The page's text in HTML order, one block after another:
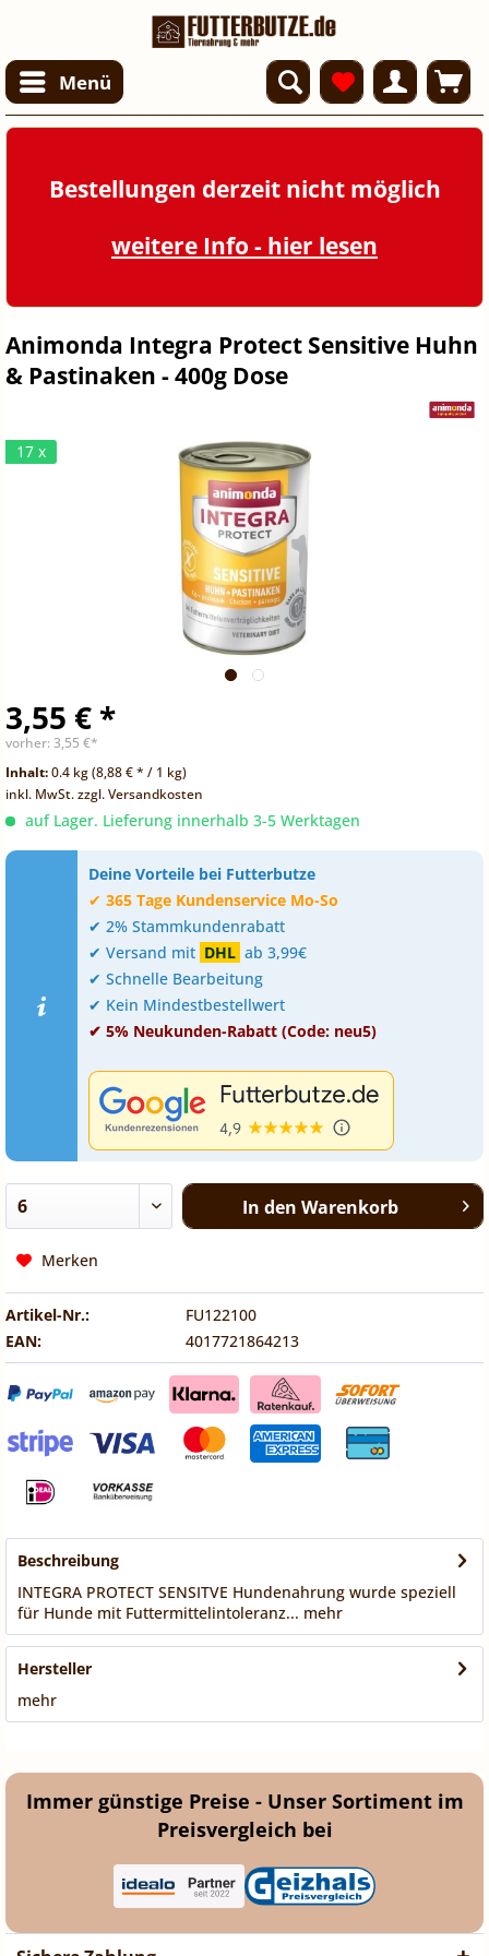
Menü
Bestellungen derzeit nicht möglich
weitere Info - hier lesen
Animonda Integra Protect Sensitive Huhn
& Pastinaken - 400g Dose
17 x
3,55 € *
vorher: 3,55 €*
Inhalt:0.4 kg (8,88 € * / 1 kg)
inkl. MwSt.zzgl. Versandkosten
auf Lager. Lieferung innerhalb 3-5 Werktagen
Deine Vorteile bei Futterbutze
✔ 365 Tage Kundenservice Mo-So
✔ 2% Stammkundenrabatt
✔ Versand mit DHL ab 3,99€
✔ Schnelle Bearbeitung
✔ Kein Mindestbestellwert
✔ 5% Neukunden-Rabatt (Code: neu5)
In den Warenkorb
Merken
Artikel-Nr.:
FU122100
EAN:
4017721864213
Beschreibung
INTEGRA PROTECT SENSITVE Hundenahrung wurde speziell
für Hunde mit Futtermittelintoleranz... mehr
Hersteller
mehr
Immer günstige Preise - Unser Sortiment im
Preisvergleich bei